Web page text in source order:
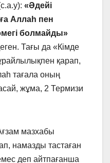
«Әдейі
Аллаһ пен
болмайды»
Тағы да «Кімде
қарап,
тағала оның
жұма, 2 Термизи
мазхабы
намазды тастаған
деп айтпағанша